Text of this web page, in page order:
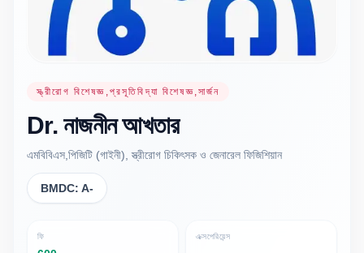
স্ত্রীরোগ বিশেষজ্ঞ,প্রসূতিবিদ্যা বিশেষজ্ঞ,সার্জন
Dr. নাজনীন আখতার
এমবিবিএস,পিজিটি (গাইনী), স্ত্রীরোগ চিকিৎসক ও জেনারেল ফিজিশিয়ান
BMDC: A-
ফি এক্সপেরিয়েন্স